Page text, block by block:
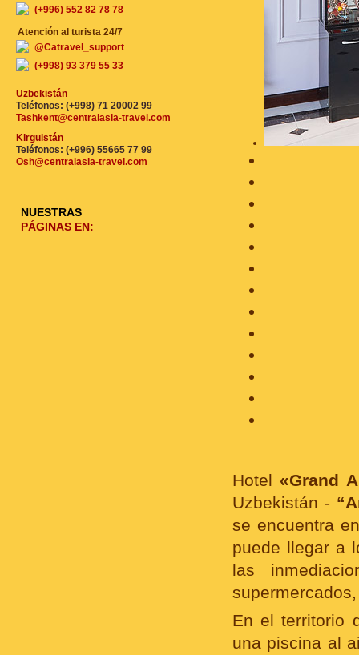
Hotel «Grand
Uzbekistán -
se encuentra
puede llegar a
las
En el territorio
una piscina al
(+996) 552 82 78 78
Atención al turista 24/7
@Catravel_support
(+998) 93 379 55 33
Uzbekistán
Teléfonos: (+998) 71 20002 99
Tashkent@centralasia-travel.com
Kirguistán
Teléfonos: (+996) 55665 77 99
Osh@centralasia-travel.com
NUESTRAS
PÁGINAS EN: